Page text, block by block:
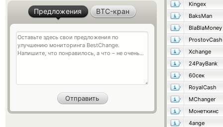
Kingex
BaksMan
BlaBlaMoney
ProstovCash
Xchange
24PayBank
60сек
RoyalCash
MChanger
Монеткинс
4ange
Предложения BTC-кран